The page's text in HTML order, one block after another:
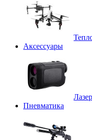
Аксессуары
Пневматика